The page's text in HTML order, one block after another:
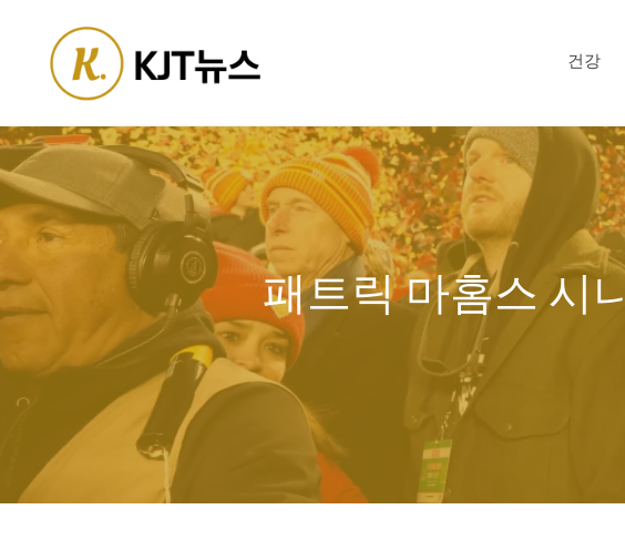
content
건강
패트릭 마홈스 시